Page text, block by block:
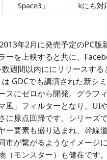
Space3』
kにも対
年2月に発売予定のPC版
ーを上映すると共に、
週間以内ににリリースする
は GDCでも講演された新シ
スにゼロから開発。グラフ
風」フィルターとなり、UI
に原点回帰です。シリーズ
ー要素も盛り込まれ、幹線
市が繋がるようなイメージ
（モンスター）も健在です。